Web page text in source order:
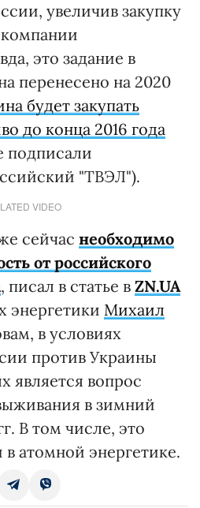
увеличив закупку
это задание в
перенесено на 2020
будет закупать
до конца 2016 года
подписали
"ТВЭЛ").
VIDEO
сейчас необходимо
от российского
, писал в статье в ZN.UA
энергетики Михаил
в условиях
против Украины
является вопрос
в зимний
В том числе, это
в атомной энергетике.